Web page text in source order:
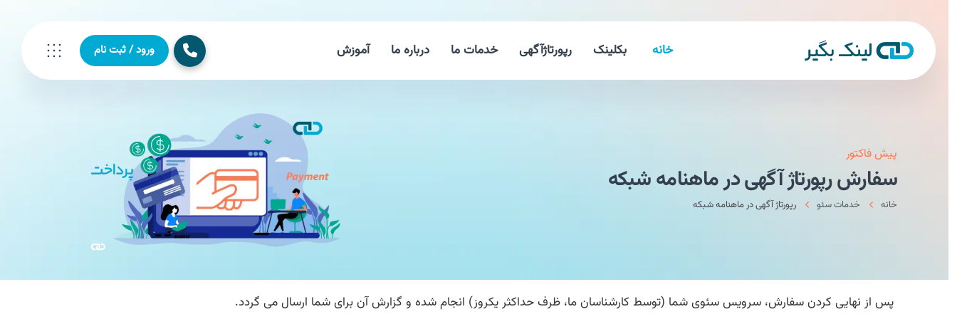
خانه بکلینک رپورتاژآگهی خدمات ما درباره ما آموزش ورود / ثبت نام
پیش فاکتور
سفارش رپورتاژ آگهی در ماهنامه شبکه
خانه خدمات سئو رپورتاژ آگهی در ماهنامه شبکه
پس از نهایی کردن سفارش، سرویس سئوی شما (توسط کارشناسان ما، ظرف حداکثر یکروز) انجام شده و گزارش آن برای شما ارسال می گردد.